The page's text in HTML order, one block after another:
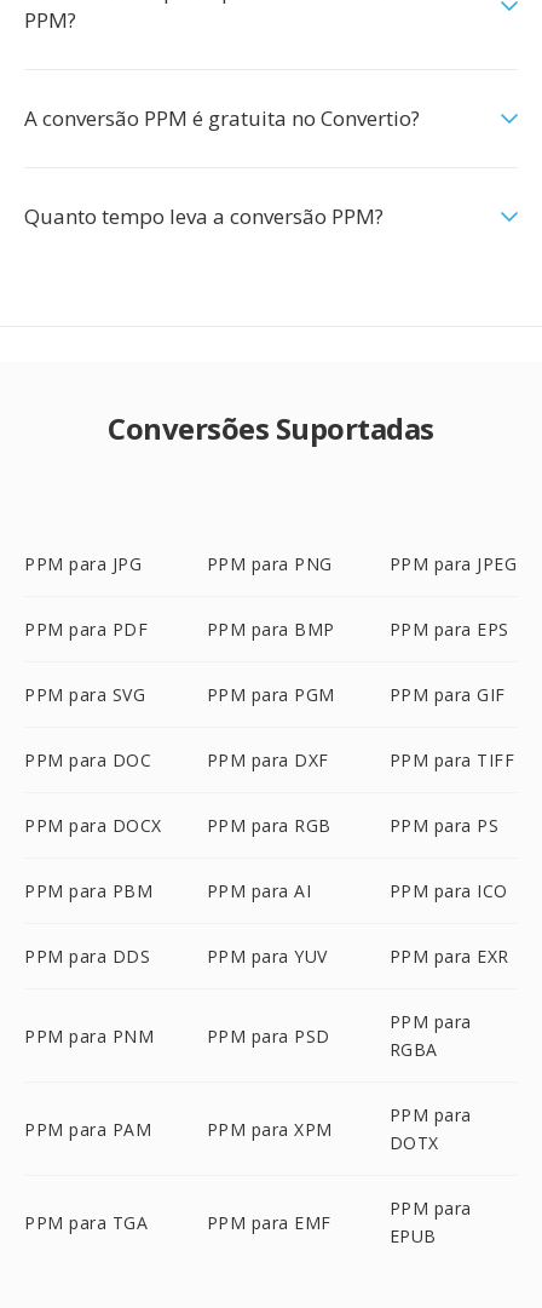
PPM?
A conversão PPM é gratuita no Convertio?
Quanto tempo leva a conversão PPM?
Conversões Suportadas
PPM para JPG PPM para PNG PPM para JPEG
PPM para PDF PPM para BMP PPM para EPS
PPM para SVG PPM para PGM PPM para GIF
PPM para DOC PPM para DXF PPM para TIFF
PPM para DOCX PPM para RGB PPM para PS
PPM para PBM PPM para AI PPM para ICO
PPM para DDS PPM para YUV PPM para EXR
PPM para PNM PPM para PSD
PPM para
RGBA
PPM para PAM PPM para XPM
PPM para
DOTX
PPM para TGA PPM para EMF
PPM para
EPUB